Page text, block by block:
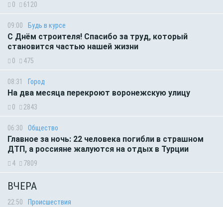
0 6120
09:00 Будь в курсе
С Днём строителя! Спасибо за труд, который
становится частью нашей жизни
0 475
08:31 Город
На два месяца перекроют воронежскую улицу
0 2843
06:30 Общество
Главное за ночь: 22 человека погибли в страшном
ДТП, а россияне жалуются на отдых в Турции
4 7809
ВЧЕРА
22:50 Происшествия